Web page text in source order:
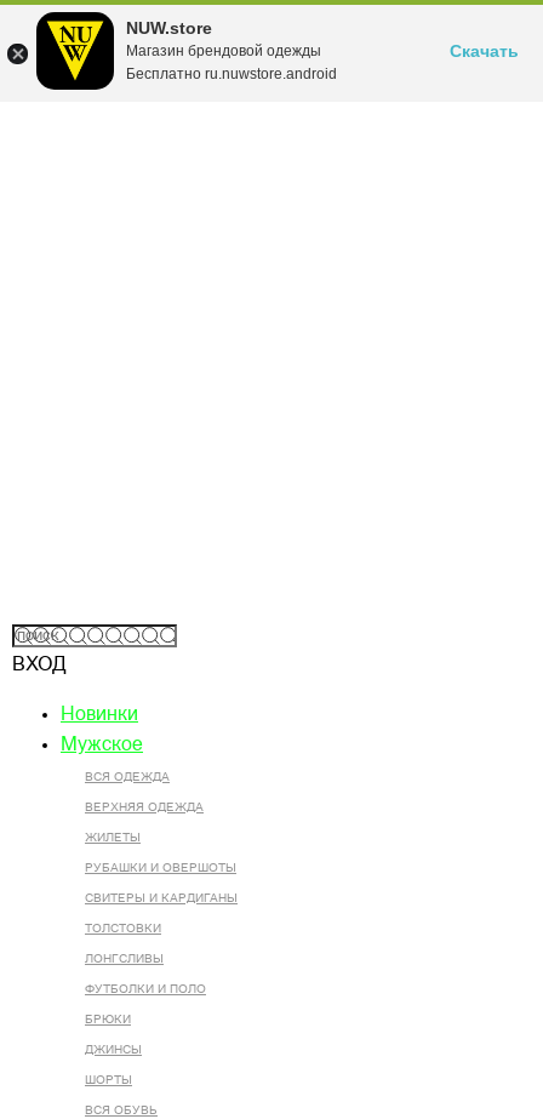
NUW.store
Магазин брендовой одежды
Бесплатно ru.nuwstore.android
Скачать
ВХОД
Новинки
Мужское
ВСЯ ОДЕЖДА
ВЕРХНЯЯ ОДЕЖДА
ЖИЛЕТЫ
РУБАШКИ И ОВЕРШОТЫ
СВИТЕРЫ И КАРДИГАНЫ
ТОЛСТОВКИ
ЛОНГСЛИВЫ
ФУТБОЛКИ И ПОЛО
БРЮКИ
ДЖИНСЫ
ШОРТЫ
ВСЯ ОБУВЬ